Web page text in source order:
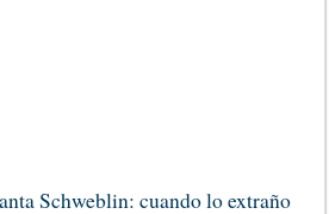
Schweblin: cuando lo extraño